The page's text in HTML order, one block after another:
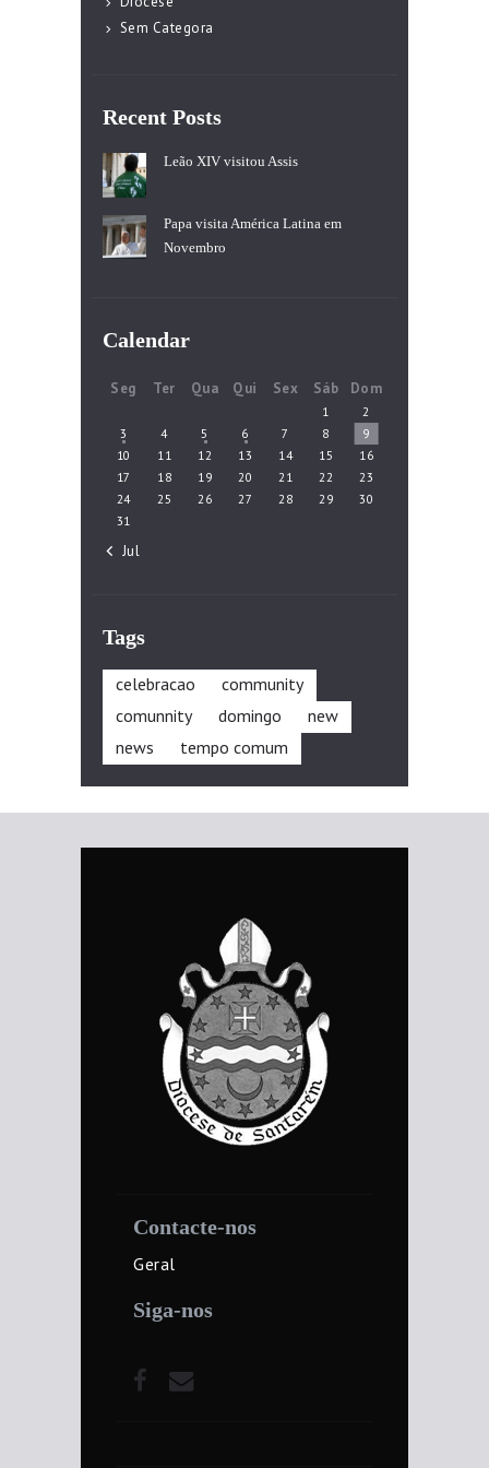
Sem Categora
Recent Posts
Leão XIV visitou Assis
Papa visita América Latina em
Novembro
Calendar
Seg Ter Qua Qui Sex Sáb Dom
1
2
3
4 5 6 7 8
9
10
11 12 13 14 15
16
17
18 19 20 21 22
23
24
25 26 27 28 29
30
31
« Jul
Tags
celebracao
community
comunnity
domingo
new
news
tempo comum
Contacte-nos
Geral
Siga-nos